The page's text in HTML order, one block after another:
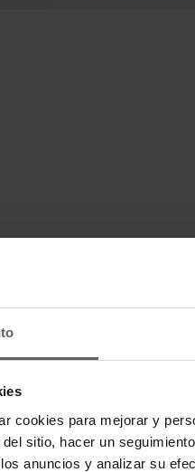
cookies para mejorar y
sitio, hacer un
anuncios y analizar su